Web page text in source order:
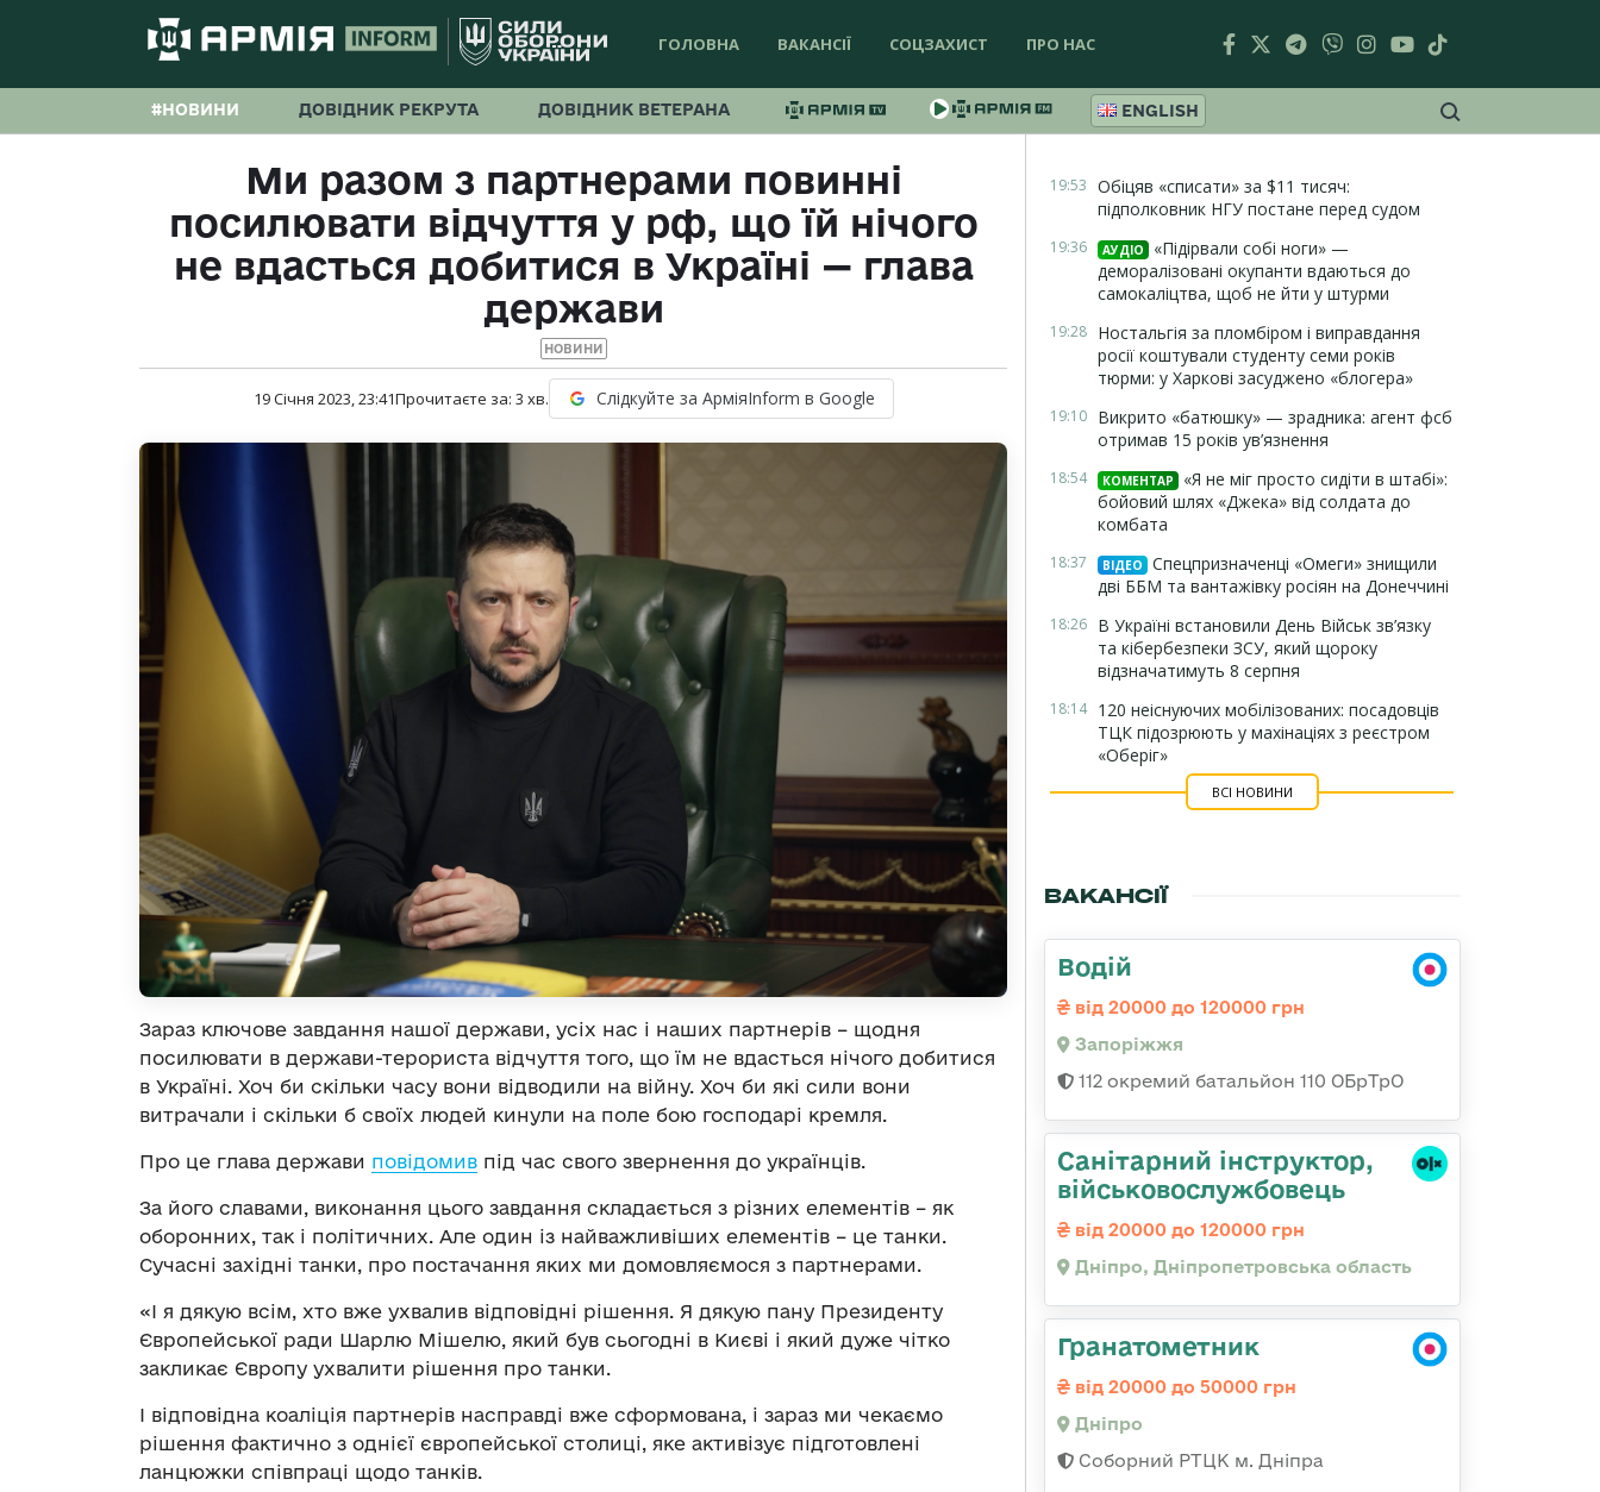
ГОЛОВНА ВАКАНСІЇ СОЦЗАХИСТ ПРО НАС
#НОВИНИ ДОВІДНИК РЕКРУТА ДОВІДНИК ВЕТЕРАНА ENGLISH
Ми разом з партнерами повинні
посилювати відчуття у рф, що їй нічого
не вдасться добитися в Україні — глава
держави
НОВИНИ
19 Січня 2023, 23:41Прочитаєте за: 3 хв. Слідкуйте за АрміяInform в Google
Зараз ключове завдання нашої держави, усіх нас і наших партнерів – щодня
посилювати в держави-терориста відчуття того, що їм не вдасться нічого добитися
в Україні. Хоч би скільки часу вони відводили на війну. Хоч би які сили вони
витрачали і скільки б своїх людей кинули на поле бою господарі кремля.
Про це глава держави повідомив під час свого звернення до українців.
За його славами, виконання цього завдання складається з різних елементів – як
оборонних, так і політичних. Але один із найважливіших елементів – це танки.
Сучасні західні танки, про постачання яких ми домовляємося з партнерами.
«І я дякую всім, хто вже ухвалив відповідні рішення. Я дякую пану Президенту
Європейської ради Шарлю Мішелю, який був сьогодні в Києві і який дуже чітко
закликає Європу ухвалити рішення про танки.
І відповідна коаліція партнерів насправді вже сформована, і зараз ми чекаємо
рішення фактично з однієї європейської столиці, яке активізує підготовлені
ланцюжки співпраці щодо танків.
19:53 Обіцяв «списати» за $11 тисяч:
підполковник НГУ постане перед судом
19:36 АУДІО
«Підірвали собі ноги» —
деморалізовані окупанти вдаються до
самокаліцтва, щоб не йти у штурми
19:28 Ностальгія за пломбіром і виправдання
росії коштували студенту семи років
тюрми: у Харкові засуджено «блогера»
19:10 Викрито «батюшку» — зрадника: агент фсб
отримав 15 років ув’язнення
18:54 КОМЕНТАР
«Я не міг просто сидіти в штабі»:
бойовий шлях «Джека» від солдата до
комбата
18:37 ВІДЕО
Спецпризначенці «Омеги» знищили
дві ББМ та вантажівку росіян на Донеччині
18:26 В Україні встановили День Військ зв’язку
та кібербезпеки ЗСУ, який щороку
відзначатимуть 8 серпня
18:14 120 неіснуючих мобілізованих: посадовців
ТЦК підозрюють у махінаціях з реєстром
«Оберіг»
ВСІ НОВИНИ
ВАКАНСІЇ
Водій
від 20000 до 120000 грн
Запоріжжя
112 окремий батальйон 110 ОБрТрО
Санітарний інструктор,
військовослужбовець
від 20000 до 120000 грн
Дніпро, Дніпропетровська область
Гранатометник
від 20000 до 50000 грн
Дніпро
Соборний РТЦК м. Дніпра